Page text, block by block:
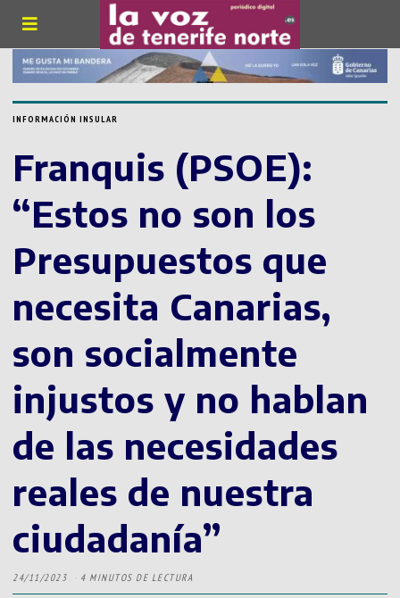
INFORMACIÓN INSULAR
Franquis (PSOE):
“Estos no son los
Presupuestos que
necesita Canarias,
son socialmente
injustos y no hablan
de las necesidades
reales de nuestra
ciudadanía”
24/11/2023 4 MINUTOS DE LECTURA